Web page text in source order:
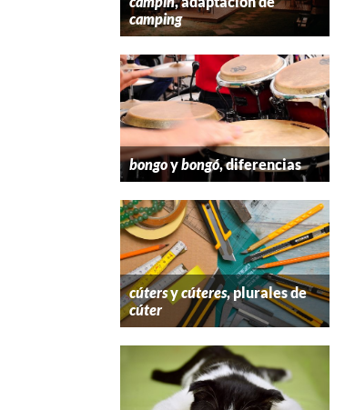
camping
bongoybongó, diferencias
cútersycúteres, plurales de
cúter